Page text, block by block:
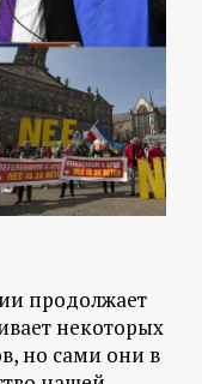
продолжает
некоторых
но сами они в